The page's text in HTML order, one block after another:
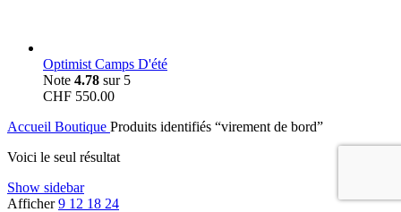
Optimist Camps D'été
Note 4.78 sur 5
CHF 550.00
Accueil Boutique Produits identifiés “virement de bord”
Voici le seul résultat
Show sidebar
Afficher9 12 18 24